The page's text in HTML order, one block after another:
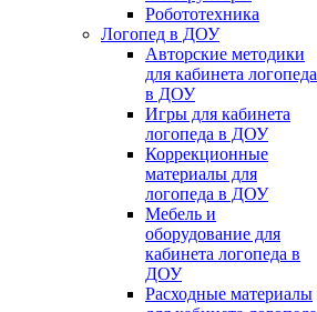
Робототехника
Логопед в ДОУ
Авторские методики
для кабинета логопеда
в ДОУ
Игры для кабинета
логопеда в ДОУ
Коррекционные
материалы для
логопеда в ДОУ
Мебель и
оборудование для
кабинета логопеда в
ДОУ
Расходные материалы